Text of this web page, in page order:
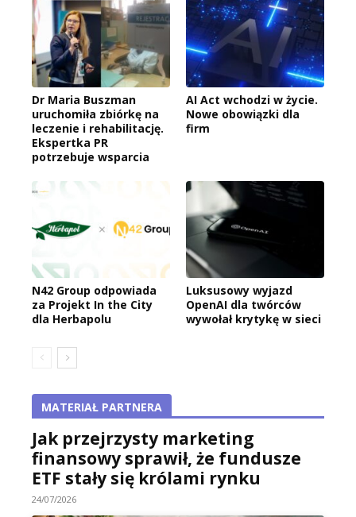
Dr Maria Buszman
uruchomiła zbiórkę na
leczenie i rehabilitację.
Ekspertka PR
potrzebuje wsparcia
AI Act wchodzi w życie.
Nowe obowiązki dla
firm
N42 Group odpowiada
za Projekt In the City
dla Herbapolu
Luksusowy wyjazd
OpenAI dla twórców
wywołał krytykę w sieci
MATERIAŁ PARTNERA
Jak przejrzysty marketing
finansowy sprawił, że fundusze
ETF stały się królami rynku
24/07/2026